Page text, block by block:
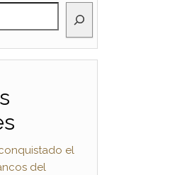
el
del